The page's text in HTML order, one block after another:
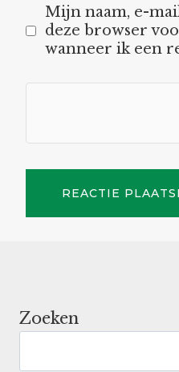
Mijn naam, e-
deze browser
wanneer ik een
Zoeken